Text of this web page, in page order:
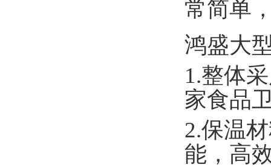
常简单
鸿盛大
1.整体
家食品
2.保温
能，高